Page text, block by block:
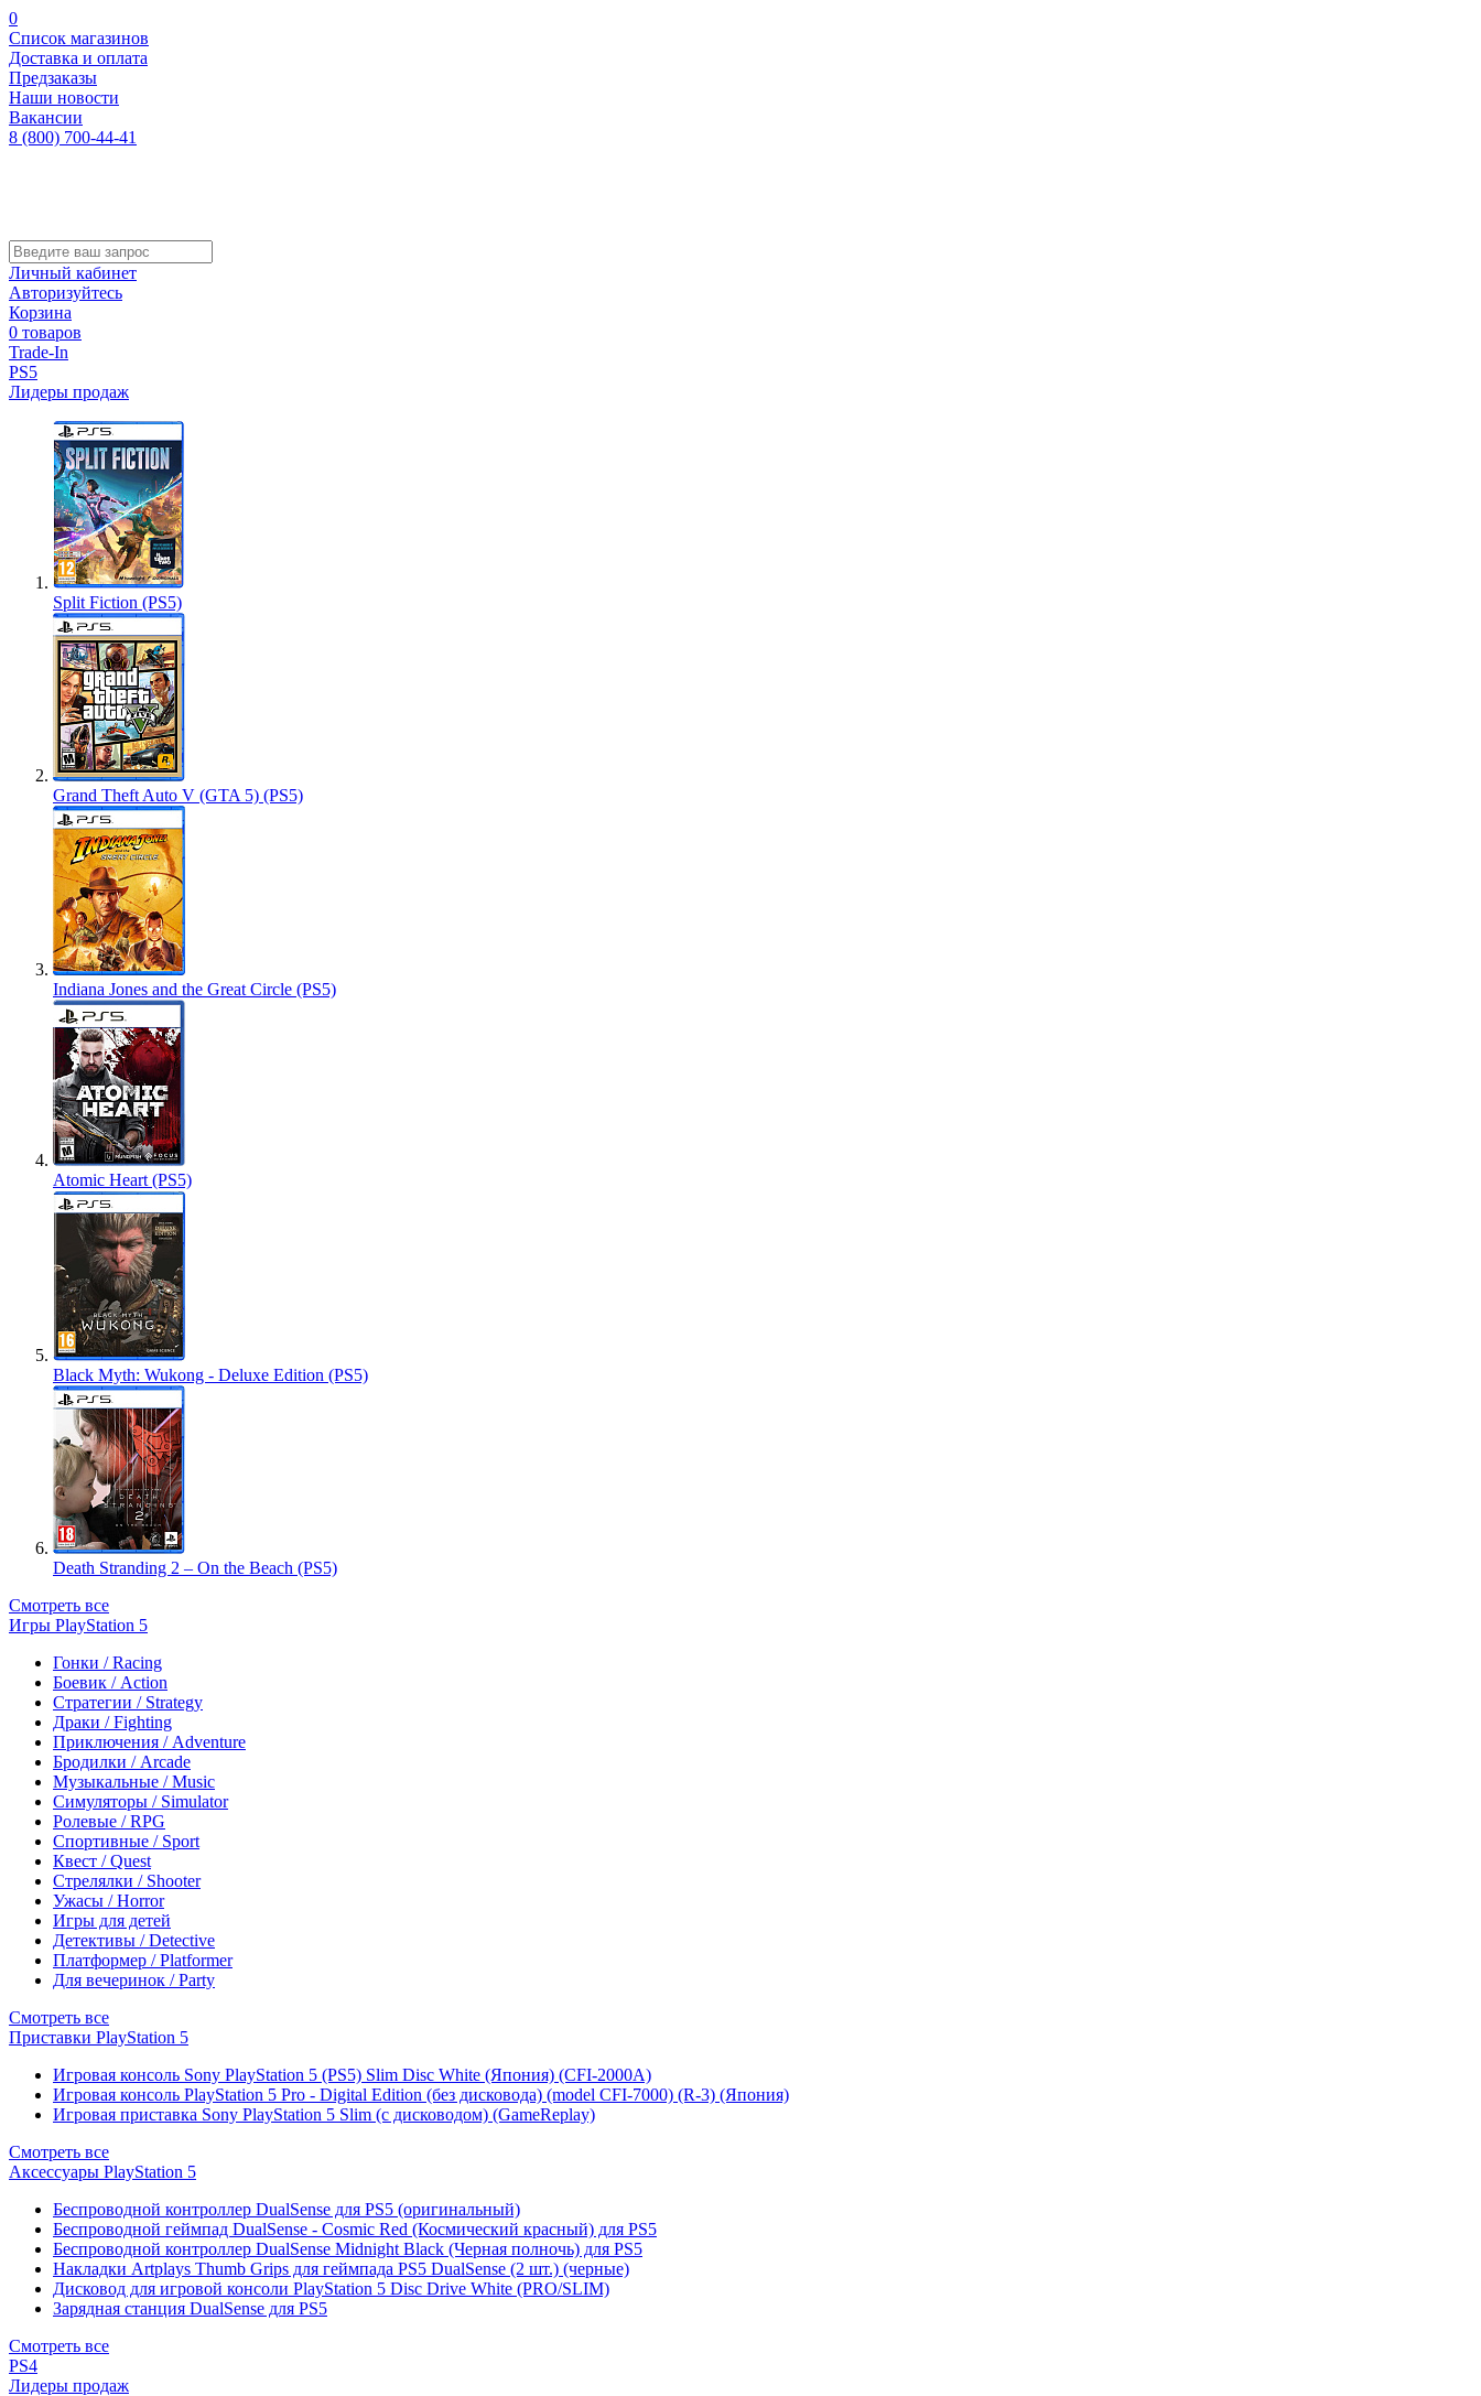
0
Список магазинов
Доставка и оплата
Предзаказы
Наши новости
Вакансии
8 (800) 700-44-41
Личный кабинет
Авторизуйтесь
Корзина
0 товаров
Trade-In
PS5
Лидеры продаж
Split Fiction (PS5)
Grand Theft Auto V (GTA 5) (PS5)
Indiana Jones and the Great Circle (PS5)
Atomic Heart (PS5)
Black Myth: Wukong - Deluxe Edition (PS5)
Death Stranding 2 – On the Beach (PS5)
Смотреть все
Игры PlayStation 5
Гонки / Racing
Боевик / Action
Стратегии / Strategy
Драки / Fighting
Приключения / Adventure
Бродилки / Arcade
Музыкальные / Music
Симуляторы / Simulator
Ролевые / RPG
Спортивные / Sport
Квест / Quest
Стрелялки / Shooter
Ужасы / Horror
Игры для детей
Детективы / Detective
Платформер / Platformer
Для вечеринок / Party
Смотреть все
Приставки PlayStation 5
Игровая консоль Sony PlayStation 5 (PS5) Slim Disc White (Япония) (CFI-2000A)
Игровая консоль PlayStation 5 Pro - Digital Edition (без дисковода) (model CFI-7000) (R-3) (Япония)
Игровая приставка Sony PlayStation 5 Slim (с дисководом) (GameReplay)
Смотреть все
Аксессуары PlayStation 5
Беспроводной контроллер DualSense для PS5 (оригинальный)
Беспроводной геймпад DualSense - Cosmic Red (Космический красный) для PS5
Беспроводной контроллер DualSense Midnight Black (Черная полночь) для PS5
Накладки Artplays Thumb Grips для геймпада PS5 DualSense (2 шт.) (черные)
Дисковод для игровой консоли PlayStation 5 Disc Drive White (PRO/SLIM)
Зарядная станция DualSense для PS5
Смотреть все
PS4
Лидеры продаж